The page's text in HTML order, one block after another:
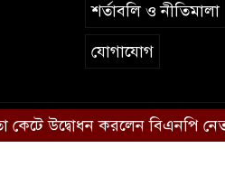
শর্তাবলি ও নীতিমালা
যোগাযোগ
উদ্বোধন করলেন বিএনপি নেতা